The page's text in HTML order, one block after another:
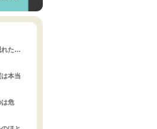
れた…
本当
危